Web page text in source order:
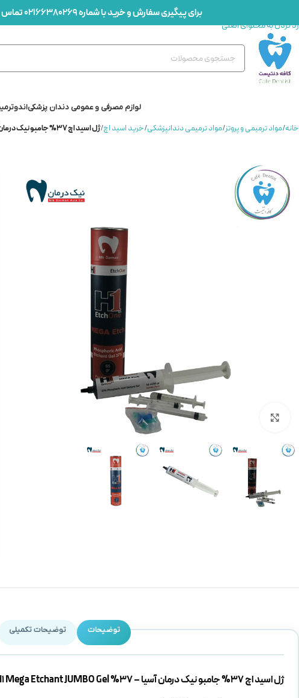
رد کردن به محتوای اصلی
برای پیگیری سفارش و خرید با شماره02166380269تماس
لوازم مصرفی و عمومی دندان پزشکیاندو
خانه/مواد ترمیمی و پروتز/مواد ترمیمی دندانپزشکی/خرید اسید اچ/ژل اسید اچ 37% جامبو نیک درمان آسیا – 37%Nik Darman H1 Mega Etchant JUMBO Gel
توضیحات توضیحات تکمیلی
ژل اسید اچ 37% جامبو نیک درمان آسیا – 37% Nik Darman H1 Mega Etchant JUMBO Gel